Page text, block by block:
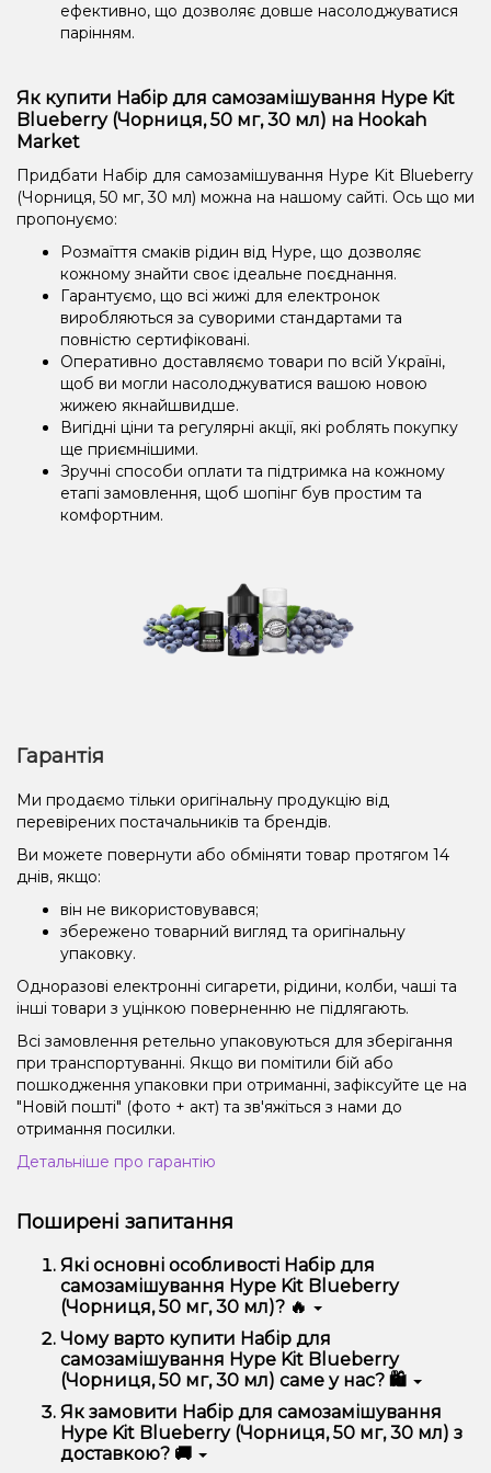
ефективно, що дозволяє довше насолоджуватися
парінням.
Як купити Набір для самозамішування Hype Kit
Blueberry (Чорниця, 50 мг, 30 мл) на Hookah
Market
Придбати Набір для самозамішування Hype Kit Blueberry
(Чорниця, 50 мг, 30 мл) можна на нашому сайті. Ось що ми
пропонуємо:
Розмаїття смаків рідин від Hype, що дозволяє
кожному знайти своє ідеальне поєднання.
Гарантуємо, що всі жижі для електронок
виробляються за суворими стандартами та
повністю сертифіковані.
Оперативно доставляємо товари по всій Україні,
щоб ви могли насолоджуватися вашою новою
жижею якнайшвидше.
Вигідні ціни та регулярні акції, які роблять покупку
ще приємнішими.
Зручні способи оплати та підтримка на кожному
етапі замовлення, щоб шопінг був простим та
комфортним.
Гарантія
Ми продаємо тільки оригінальну продукцію від
перевірених постачальників та брендів.
Ви можете повернути або обміняти товар протягом 14
днів, якщо:
він не використовувався;
збережено товарний вигляд та оригінальну
упаковку.
Одноразові електронні сигарети, рідини, колби, чаші та
інші товари з уцінкою поверненню не підлягають.
Всі замовлення ретельно упаковуються для зберігання
при транспортуванні. Якщо ви помітили бій або
пошкодження упаковки при отриманні, зафіксуйте це на
"Новій пошті" (фото + акт) та зв'яжіться з нами до
отримання посилки.
Детальніше про гарантію
Поширені запитання
Які основні особливості Набір для
самозамішування Hype Kit Blueberry
(Чорниця, 50 мг, 30 мл)? 🔥
Набір для самозамішування Hype Kit Blueberry
(Чорниця, 50 мг, 30 мл) відрізняється високою
якістю, зручністю використання та надійністю.
Чому варто купити Набір для
самозамішування Hype Kit Blueberry
(Чорниця, 50 мг, 30 мл) саме у нас? 🛍️
Ми пропонуємо тільки оригінальну продукцію,
широкий асортимент, вигідні ціни та швидку
доставку. Крім того, у нас регулярні акції та знижки
для клієнтів!
Як замовити Набір для самозамішування
Hype Kit Blueberry (Чорниця, 50 мг, 30 мл) з
доставкою? 🚚